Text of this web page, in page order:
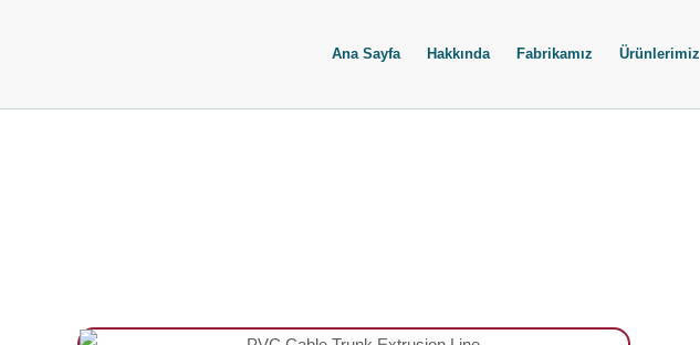
Ana Sayfa Hakkında Fabrikamız Ürünlerimiz